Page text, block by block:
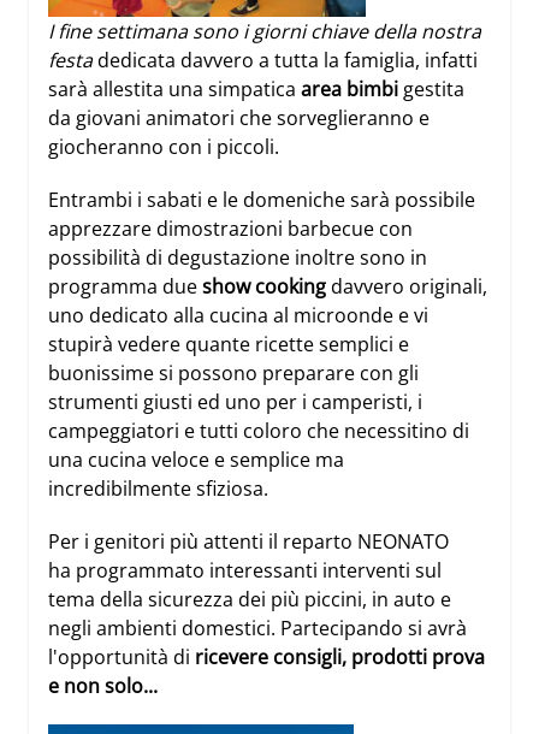
I fine settimana sono i giorni chiave della nostra
festadedicata davvero a tutta la famiglia, infatti
sarà allestita una simpatica area bimbi gestita
da giovani animatori che sorveglieranno e
giocheranno con i piccoli.
Entrambi i sabati e le domeniche sarà possibile
apprezzaredimostrazioni barbecue con
possibilità di degustazione inoltre sono in
programma dueshow cookingdavvero originali,
uno dedicato alla cucina al microonde e vi
stupirà vedere quante ricette semplici e
buonissime si possono preparare con gli
strumenti giusti ed uno per i camperisti, i
campeggiatori e tutti coloro che necessitino di
una cucina veloce e semplice ma
incredibilmente sfiziosa.
Per i genitori più attenti il reparto NEONATO
ha programmato interessanti interventi sul
tema della sicurezza dei più piccini, in auto e
negli ambienti domestici. Partecipando si avrà
l'opportunità di ricevere consigli, prodotti prova
e non solo...